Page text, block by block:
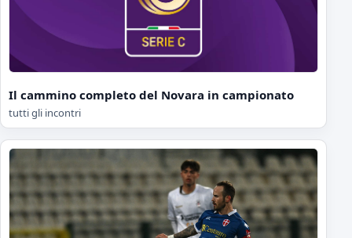
Il cammino completo del Novara in campionato
tutti gli incontri